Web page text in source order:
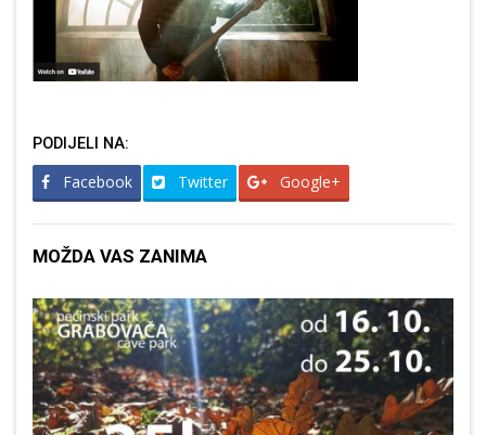
PODIJELI NA:
Facebook Twitter Google+
MOŽDA VAS ZANIMA